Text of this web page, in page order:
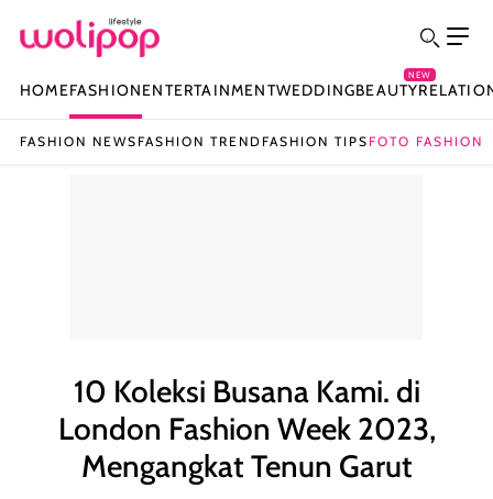
HOMEFASHIONENTERTAINMENTWEDDINGBEAUTY
NEW
FASHION NEWS FASHION TREND FASHION TIPS FOTO FASHION
10 Koleksi Busana Kami. di
London Fashion Week 2023,
Mengangkat Tenun Garut